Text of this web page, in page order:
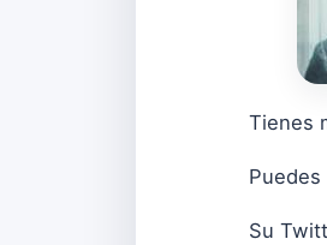
Tienes
Puedes
Su